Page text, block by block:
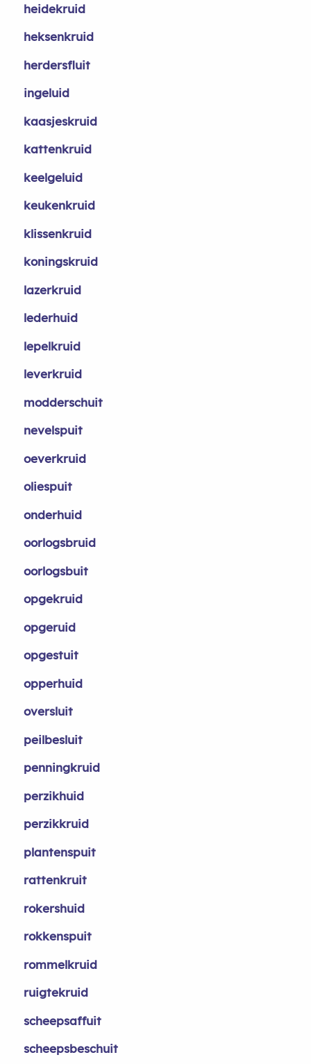
heidekruid
heksenkruid
herdersfluit
ingeluid
kaasjeskruid
kattenkruid
keelgeluid
keukenkruid
klissenkruid
koningskruid
lazerkruid
lederhuid
lepelkruid
leverkruid
modderschuit
nevelspuit
oeverkruid
oliespuit
onderhuid
oorlogsbruid
oorlogsbuit
opgekruid
opgeruid
opgestuit
opperhuid
oversluit
peilbesluit
penningkruid
perzikhuid
perzikkruid
plantenspuit
rattenkruit
rokershuid
rokkenspuit
rommelkruid
ruigtekruid
scheepsaffuit
scheepsbeschuit